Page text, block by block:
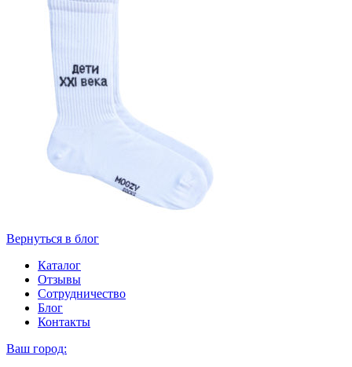
Вернуться в блог
Каталог
Отзывы
Сотрудничество
Блог
Контакты
Ваш город: